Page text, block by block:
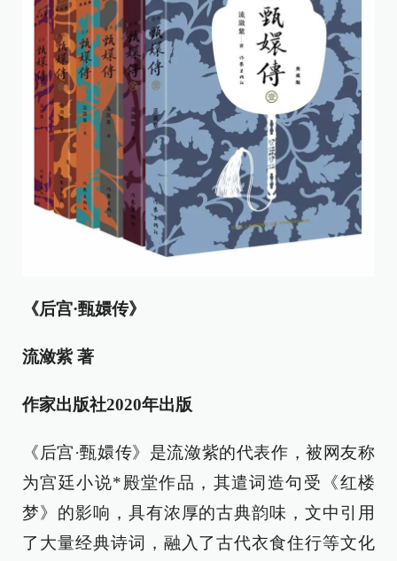
《后宫·甄嬛传》
流潋紫 著
作家出版社2020年出版
《后宫·甄嬛传》是流潋紫的代表作，被网友称
为宫廷小说*殿堂作品，其遣词造句受《红楼
梦》的影响，具有浓厚的古典韵味，文中引用
了大量经典诗词，融入了古代衣食住行等文化